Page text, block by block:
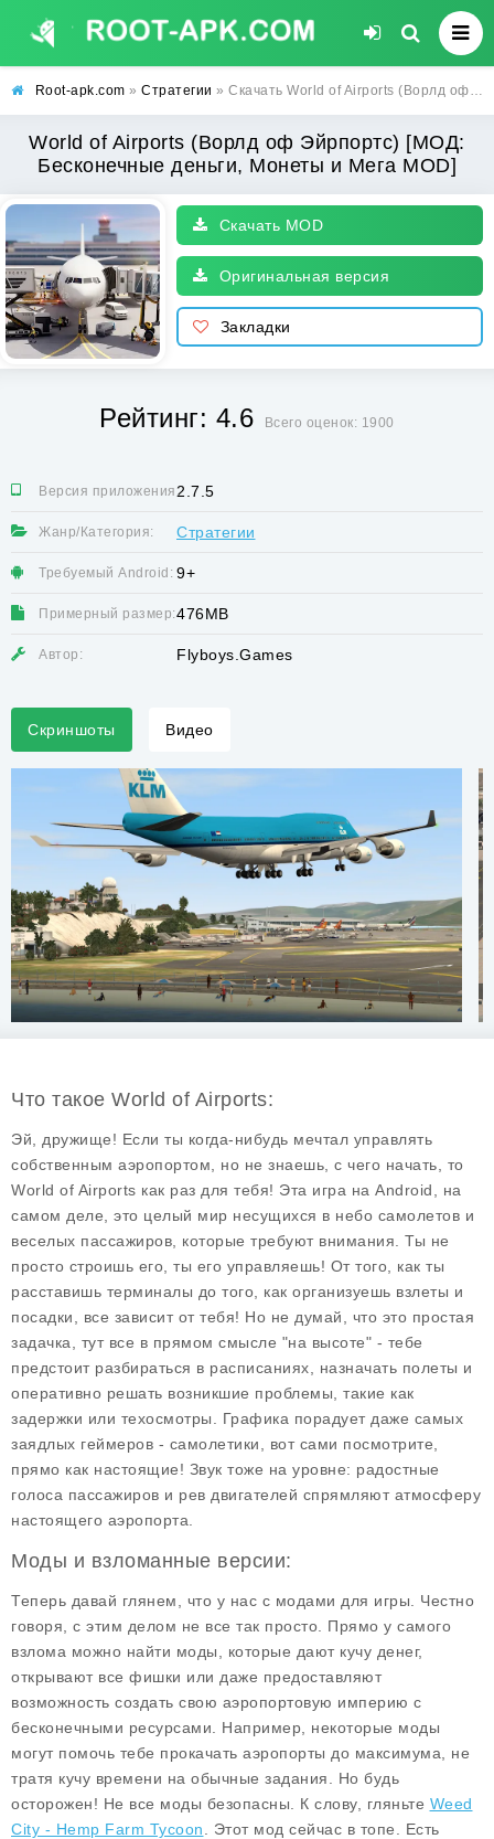
Root-apk.com » Стратегии » Скачать World of Airports (Ворлд оф Эйрпортс) [МОД: Бесконечные деньги, Монеты и Мега MOD] | Взлом World of Airports на Андроид
World of Airports (Ворлд оф Эйрпортс) [МОД:
Бесконечные деньги, Монеты и Мега MOD]
Скачать MOD
Оригинальная версия
Закладки
Рейтинг: 4.6 Всего оценок: 1900
Версия приложения:2.7.5
Жанр/Категория: Стратегии
Требуемый Android: 9+
Примерный размер:476MB
Автор: Flyboys.Games
Скриншоты Видео
Что такое World of Airports:
Эй, дружище! Если ты когда-нибудь мечтал управлять
собственным аэропортом, но не знаешь, с чего начать, то
World of Airports как раз для тебя! Эта игра на Android, на
самом деле, это целый мир несущихся в небо самолетов и
веселых пассажиров, которые требуют внимания. Ты не
просто строишь его, ты его управляешь! От того, как ты
расставишь терминалы до того, как организуешь взлеты и
посадки, все зависит от тебя! Но не думай, что это простая
задачка, тут все в прямом смысле "на высоте" - тебе
предстоит разбираться в расписаниях, назначать полеты и
оперативно решать возникшие проблемы, такие как
задержки или техосмотры. Графика порадует даже самых
заядлых геймеров - самолетики, вот сами посмотрите,
прямо как настоящие! Звук тоже на уровне: радостные
голоса пассажиров и рев двигателей спрямляют атмосферу
настоящего аэропорта.
Моды и взломанные версии:
Теперь давай глянем, что у нас с модами для игры . Честно
говоря, с этим делом не все так просто. Прямо у самого
взлома можно найти моды, которые дают кучу денег,
открывают все фишки или даже предоставляют
возможность создать свою аэропортовую империю с
бесконечными ресурсами . Например, некоторые моды
могут помочь тебе прокачать аэропорты до максимума, не
тратя кучу времени на обычные задания. Но будь
осторожен! Не все моды безопасны. К слову, гляньте Weed
City - Hemp Farm Tycoon . Этот мод сейчас в топе. Есть